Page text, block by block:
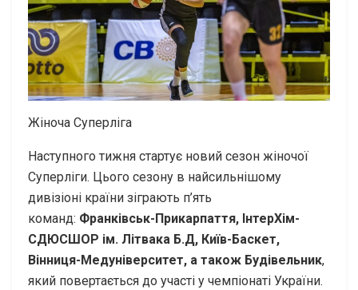
Жіноча Суперліга
Наступного тижня стартує новий сезон жіночої
Суперліги. Цього сезону в найсильнішому
дивізіоні країни зіграють п’ять
команд: Франківськ-Прикарпаття, ІнтерХім-
СДЮСШОР ім. Літвака Б.Д, Київ-Баскет,
Вінниця-Медуніверситет, а також Будівельник,
який повертається до участі у чемпіонаті України.